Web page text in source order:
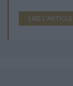
LIRE L'ARTICLE